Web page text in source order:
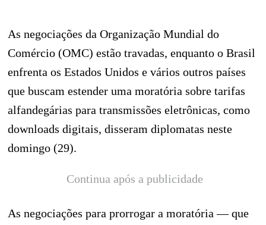
As negociações da Organização Mundial do
Comércio (OMC) estão travadas, enquanto o Brasil
enfrenta os Estados Unidos e vários outros países
que buscam estender uma moratória sobre tarifas
alfandegárias para transmissões eletrônicas, como
downloads digitais, disseram diplomatas neste
domingo (29).
Continua após a publicidade
As negociações para prorrogar a moratória — que